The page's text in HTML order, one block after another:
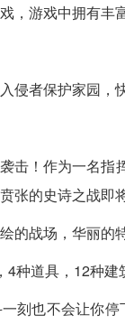
，游戏中拥有丰
侵者保护家园，
击！作为一名指
张的史诗之战即
的战场，华丽的
种道具，12种
刻也不会让你